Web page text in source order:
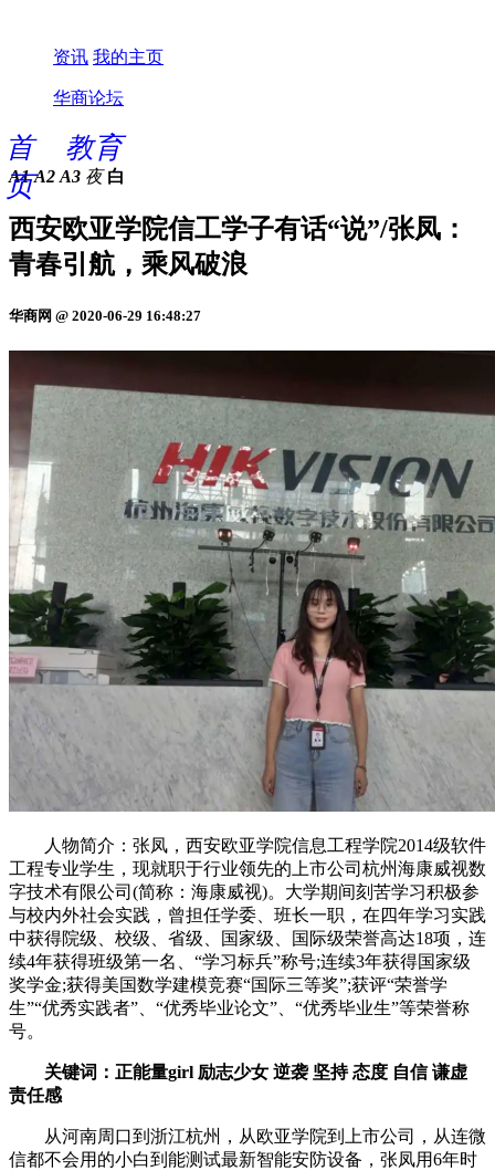
资讯 我的主页
华商论坛
首
页
教育
A1 A2 A3 夜 白
西安欧亚学院信工学子有话“说”/张凤：
青春引航，乘风破浪
华商网 @ 2020-06-29 16:48:27
人物简介：张凤，西安欧亚学院信息工程学院2014级软件
工程专业学生，现就职于行业领先的上市公司杭州海康威视数
字技术有限公司(简称：海康威视)。大学期间刻苦学习积极参
与校内外社会实践，曾担任学委、班长一职，在四年学习实践
中获得院级、校级、省级、国家级、国际级荣誉高达18项，连
续4年获得班级第一名、“学习标兵”称号;连续3年获得国家级
奖学金;获得美国数学建模竞赛“国际三等奖”;获评“荣誉学
生”“优秀实践者”、“优秀毕业论文”、“优秀毕业生”等荣誉称
号。
关键词：正能量girl 励志少女 逆袭 坚持 态度 自信 谦虚
责任感
从河南周口到浙江杭州，从欧亚学院到上市公司，从连微
信都不会用的小白到能测试最新智能安防设备，张凤用6年时